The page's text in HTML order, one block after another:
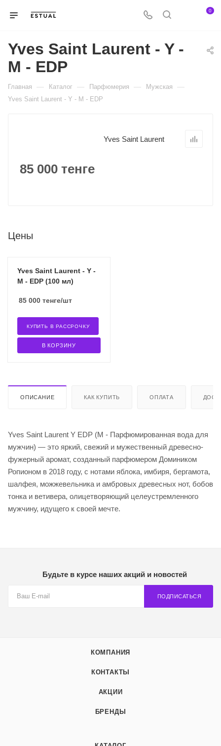
0
Yves Saint Laurent - Y -
M - EDP
Главная — Каталог — Парфюмерия — Мужская —
Yves Saint Laurent - Y - M - EDP
Yves Saint Laurent
85 000 тенге
Цены
Yves Saint Laurent - Y -
M - EDP (100 мл)
85 000 тенге/шт
В КОРЗИНУ
КУПИТЬ В РАССРОЧКУ
ОПИСАНИЕ КАК КУПИТЬ ОПЛАТА
Yves Saint Laurent Y EDP (M - Парфюмированная вода для
мужчин) — это яркий, свежий и мужественный древесно-
фужерный аромат, созданный парфюмером Домиником
Ропионом в 2018 году, с нотами яблока, имбиря, бергамота,
шалфея, можжевельника и амбровых древесных нот, бобов
тонка и ветивера, олицетворяющий целеустремленного
мужчину, идущего к своей мечте.
Будьте в курсе наших акций и новостей
ПОДПИСАТЬСЯ
КОМПАНИЯ
КОНТАКТЫ
АКЦИИ
БРЕНДЫ